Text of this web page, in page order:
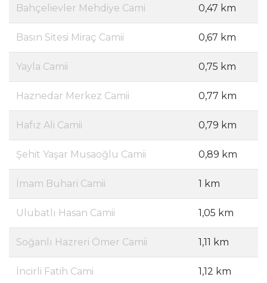
Bahçelievler Mehdiye Cami 0,47 km
Basın Sitesi Miraç Camii 0,67 km
Yayla Camii 0,75 km
Haznedar Merkez Camii 0,77 km
Hafız Ali Camii 0,79 km
Şehit Yaşar Musaoğlu Camii 0,89 km
İmam Buhari Camii 1 km
Ulubatlı Hasan Camii 1,05 km
Soğanlı Hazreri Ömer Camii 1,11 km
İncirli Fatih Cami 1,12 km